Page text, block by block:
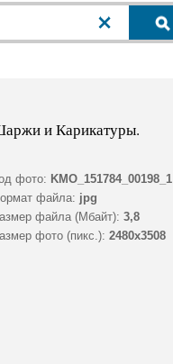
и Карикатуры.
фото: KMO_151784_00198_1
файла: jpg
файла (Мбайт): 3,8
фото (пикс.): 2480x3508